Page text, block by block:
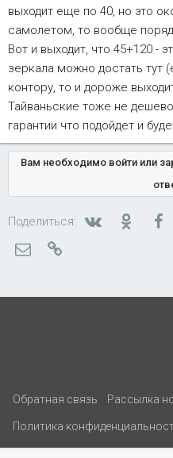
выходит еще по 40, но это
самолетом, то вообще
Вот и выходит, что 45+120 -
зеркала можно достать тут
контору, то и дороже
Тайваньские тоже не
гарантии что подойдет и
Вам необходимо войти или
Поделиться: Вконтакте
Электронная почта
Обратная связь Рассылка
Политика